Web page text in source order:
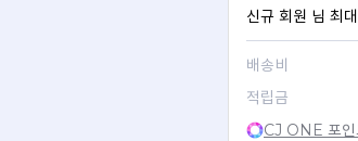
신규 회원 님 최
배송비
적립금
CJ ONE 포인